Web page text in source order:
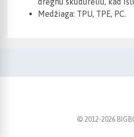
Medžiaga: TPU, TPE, PC.
© 2012-2026